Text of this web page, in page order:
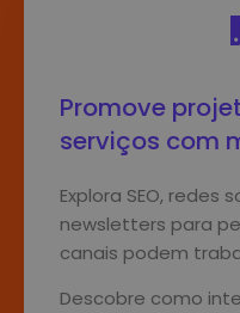
Promove
serviços com
Explora SEO, redes
newsletters para
canais podem
Descobre como